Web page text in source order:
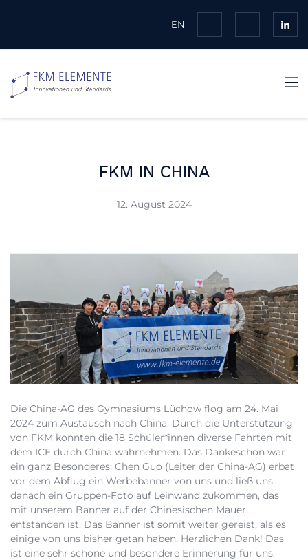
EN
FKM IN CHINA
12. August 2024
Die China-AG des Gymnasiums Lüchow flog am 24. Mai
2024 zum Austausch nach China. Durch die Unterstützung
von FKM konnten die 18 Schüler*innen diverse Fahrten mit
dem ICE durch China wahrnehmen. Das Dankeschön war
ein ganz Besonderes: Chen Guo (Leiter der China-AG) erbat
vor dem Abflug ein Werbebanner von uns und ließ uns
danach ein Gruppen-Foto auf Leinwand zukommen, das
mit unserem Banner auf der Chinesischen Mauer
entstanden ist. Das Banner ist somit weiter gereist, als es
einige von uns bisher getan haben. Herzlichen Dank! Das
ist eine sehr schöne und besondere Erinnerung für uns.